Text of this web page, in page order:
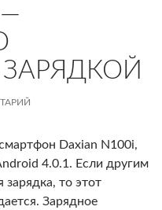
Daxian N100i,
4.0.1. Если другим
то этот
Зарядное